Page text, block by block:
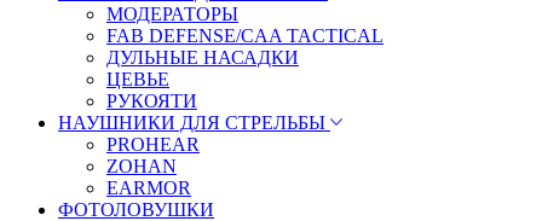
МОДЕРАТОРЫ
FAB DEFENSE/CAA TACTICAL
ДУЛЬНЫЕ НАСАДКИ
ЦЕВЬЕ
РУКОЯТИ
НАУШНИКИ ДЛЯ СТРЕЛЬБЫ
PROHEAR
ZOHAN
EARMOR
ФОТОЛОВУШКИ